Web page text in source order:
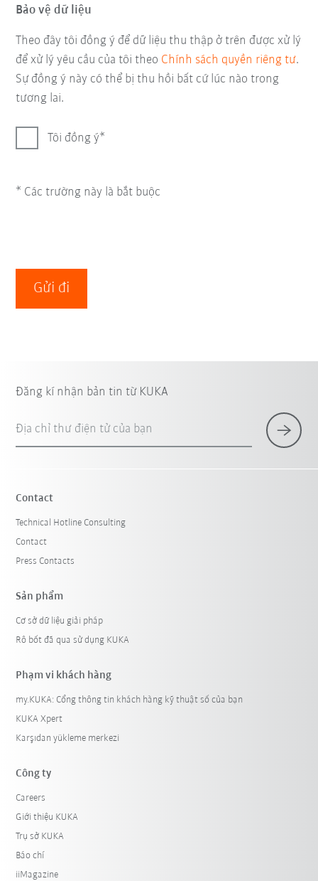
Bảo vệ dữ liệu
Theo đây tôi đồng ý để dữ liệu thu thập ở trên được xử lý
để xử lý yêu cầu của tôi theo Chính sách quyền riêng tư.
Sự đồng ý này có thể bị thu hồi bất cứ lúc nào trong
tương lai.
Tôi đồng ý
* Các trường này là bắt buộc
Gửi đi
Đăng kí nhận bản tin từ KUKA
Địa chỉ thư điện tử của bạn
Contact
Technical Hotline Consulting
Contact
Press Contacts
Sản phẩm
Cơ sở dữ liệu giải pháp
Rô bốt đã qua sử dụng KUKA
Phạm vi khách hàng
my.KUKA: Cổng thông tin khách hàng kỹ thuật số của bạn
KUKA Xpert
Karşıdan yükleme merkezi
Công ty
Careers
Giới thiệu KUKA
Trụ sở KUKA
Báo chí
iiMagazine